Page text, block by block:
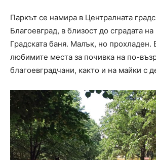
Паркът се намира в Централната
Благоевград, в близост до сградата
Градската баня. Малък, но прохладен.
любимите места за почивка на по-
благоевградчани, както и на майки с